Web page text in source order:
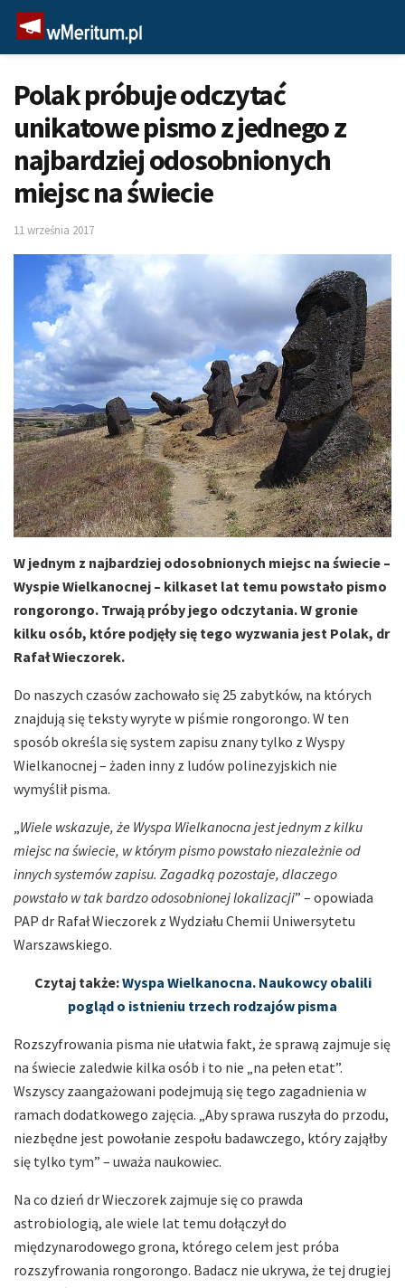
Polak próbuje odczytać
unikatowe pismo z jednego z
najbardziej odosobnionych
miejsc na świecie
11 września 2017
W jednym z najbardziej odosobnionych miejsc na świecie –
Wyspie Wielkanocnej – kilkaset lat temu powstało pismo
rongorongo. Trwają próby jego odczytania. W gronie
kilku osób, które podjęły się tego wyzwania jest Polak, dr
Rafał Wieczorek.
Do naszych czasów zachowało się 25 zabytków, na których
znajdują się teksty wyryte w piśmie rongorongo. W ten
sposób określa się system zapisu znany tylko z Wyspy
Wielkanocnej – żaden inny z ludów polinezyjskich nie
wymyślił pisma.
„Wiele wskazuje, że Wyspa Wielkanocna jest jednym z kilku
miejsc na świecie, w którym pismo powstało niezależnie od
innych systemów zapisu. Zagadką pozostaje, dlaczego
powstało w tak bardzo odosobnionej lokalizacji” – opowiada
PAP dr Rafał Wieczorek z Wydziału Chemii Uniwersytetu
Warszawskiego.
Czytaj także:Wyspa Wielkanocna. Naukowcy obalili
pogląd o istnieniu trzech rodzajów pisma
Rozszyfrowania pisma nie ułatwia fakt, że sprawą zajmuje się
na świecie zaledwie kilka osób i to nie „na pełen etat”.
Wszyscy zaangażowani podejmują się tego zagadnienia w
ramach dodatkowego zajęcia. „Aby sprawa ruszyła do przodu,
niezbędne jest powołanie zespołu badawczego, który zająłby
się tylko tym” – uważa naukowiec.
Na co dzień dr Wieczorek zajmuje się co prawda
astrobiologią, ale wiele lat temu dołączył do
międzynarodowego grona, którego celem jest próba
rozszyfrowania rongorongo. Badacz nie ukrywa, że tej drugiej